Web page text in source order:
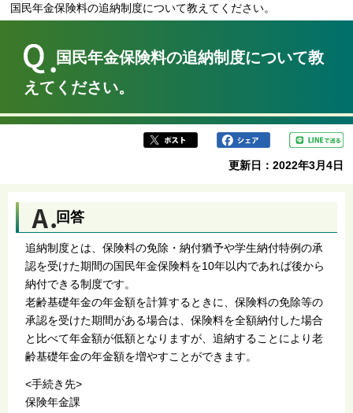
国民年金保険料の追納制度について教えてください。
ら
国民年金保険料の追納制度について教
えてください。
更新日：2022年3月4日
回答
追納制度とは、保険料の免除・納付猶予や学生納付特例の承
認を受けた期間の国民年金保険料を10年以内であれば後から
納付できる制度です。
老齢基礎年金の年金額を計算するときに、保険料の免除等の
承認を受けた期間がある場合は、保険料を全額納付した場合
と比べて年金額が低額となりますが、追納することにより老
齢基礎年金の年金額を増やすことができます。
<手続き先>
保険年金課